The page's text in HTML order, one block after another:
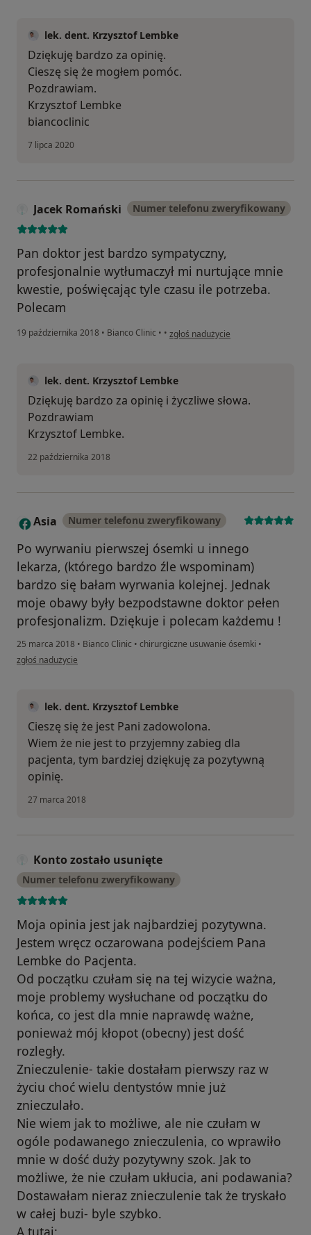
lek. dent. Krzysztof Lembke
Dziękuję bardzo za opinię.
Cieszę się że mogłem pomóc.
Pozdrawiam.
Krzysztof Lembke
biancoclinic
7 lipca 2020
Jacek Romański Numer telefonu zweryfikowany
Pan doktor jest bardzo sympatyczny,
profesjonalnie wytłumaczył mi nurtujące mnie
kwestie, poświęcając tyle czasu ile potrzeba.
Polecam
19 października 2018 • Bianco Clinic • • w opinii użytkownika Jacek Romański
zgłoś nadużycie
lek. dent. Krzysztof Lembke
Dziękuję bardzo za opinię i życzliwe słowa.
Pozdrawiam
Krzysztof Lembke.
22 października 2018
A Asia Numer telefonu zweryfikowany
Po wyrwaniu pierwszej ósemki u innego
lekarza, (którego bardzo źle wspominam)
bardzo się bałam wyrwania kolejnej. Jednak
moje obawy były bezpodstawne doktor pełen
profesjonalizm. Dziękuje i polecam każdemu !
25 marca 2018 • Bianco Clinic • chirurgiczne usuwanie ósemki •
w opinii użytkownika Asia
zgłoś nadużycie
lek. dent. Krzysztof Lembke
Cieszę się że jest Pani zadowolona.
Wiem że nie jest to przyjemny zabieg dla
pacjenta, tym bardziej dziękuję za pozytywną
opinię.
27 marca 2018
Konto zostało usunięte
Numer telefonu zweryfikowany
Moja opinia jest jak najbardziej pozytywna.
Jestem wręcz oczarowana podejściem Pana
Lembke do Pacjenta.
Od początku czułam się na tej wizycie ważna,
moje problemy wysłuchane od początku do
końca, co jest dla mnie naprawdę ważne,
ponieważ mój kłopot (obecny) jest dość
rozległy.
Znieczulenie- takie dostałam pierwszy raz w
życiu choć wielu dentystów mnie już
znieczulało.
Nie wiem jak to możliwe, ale nie czułam w
ogóle podawanego znieczulenia, co wprawiło
mnie w dość duży pozytywny szok. Jak to
możliwe, że nie czułam ukłucia, ani podawania?
Dostawałam nieraz znieczulenie tak że tryskało
w całej buzi- byle szybko.